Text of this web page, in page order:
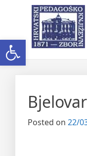
Open toolbar
Posted on 22/